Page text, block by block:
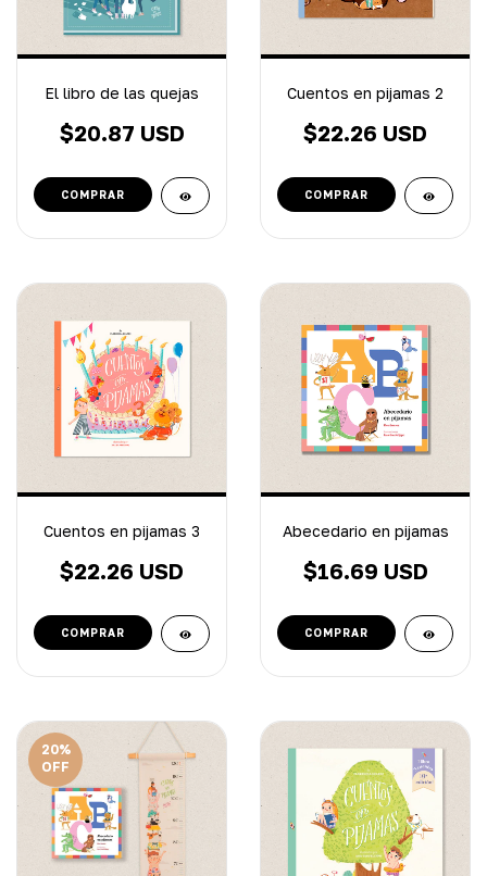
El libro de las quejas
$20.87 USD
Cuentos en pijamas 2
$22.26 USD
Cuentos en pijamas 3
$22.26 USD
Abecedario en pijamas
$16.69 USD
20%
OFF